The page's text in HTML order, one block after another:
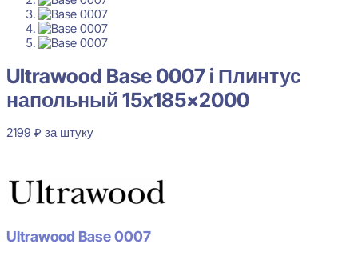
Ultrawood Base 0007 i Плинтус
напольный 15x185x2000
2199 ₽ за штуку
Ultrawood Base 0007